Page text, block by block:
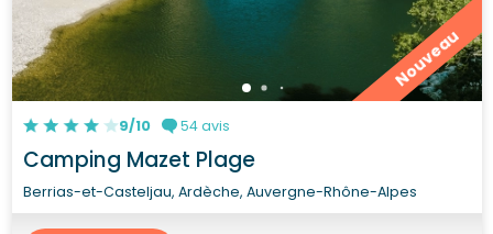
Nouveau
9/10 54 avis
Camping Mazet Plage
Berrias-et-Casteljau, Ardèche, Auvergne-Rhône-Alpes